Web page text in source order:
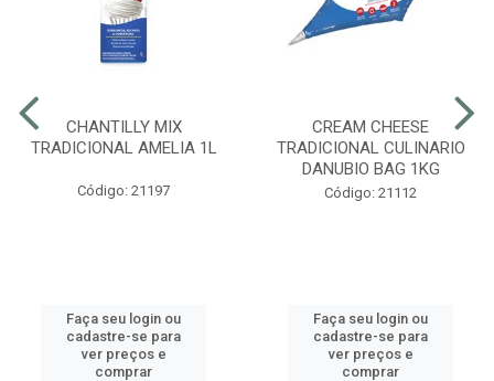
CHANTILLY MIX
TRADICIONAL AMELIA 1L
Código: 21197
Faça seu login ou
cadastre-se para
ver preços e
comprar
CREAM CHEESE
TRADICIONAL CULINARIO
DANUBIO BAG 1KG
Código: 21112
Faça seu login ou
cadastre-se para
ver preços e
comprar